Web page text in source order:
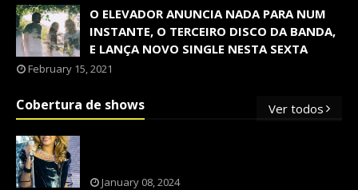
O ELEVADOR ANUNCIA NADA PARA NUM
INSTANTE, O TERCEIRO DISCO DA BANDA,
E LANÇA NOVO SINGLE NESTA SEXTA
February 15, 2021
Cobertura de shows Ver todos
January 08, 2024